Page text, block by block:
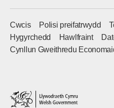
Cwcis Polisi preifatrwydd
Hygyrchedd
Hawlfraint
Cynllun Gweithredu